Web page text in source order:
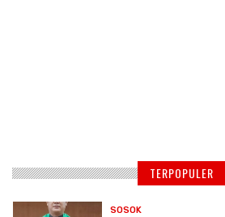
TERPOPULER
SOSOK